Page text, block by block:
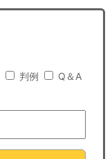
判例 Q＆A